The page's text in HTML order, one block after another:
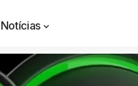
Notícias